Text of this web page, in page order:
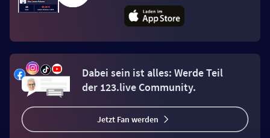
Dabei sein ist alles: Werde Teil
der 123.live Community.
Jetzt Fan werden